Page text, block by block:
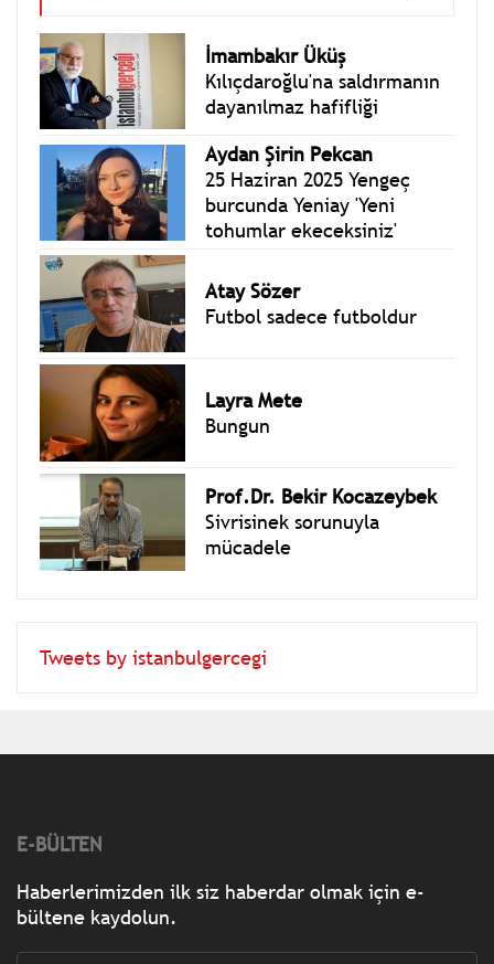
İmambakır Üküş
Kılıçdaroğlu'na saldırmanın
dayanılmaz hafifliği
Aydan Şirin Pekcan
25 Haziran 2025 Yengeç
burcunda Yeniay 'Yeni
tohumlar ekeceksiniz'
Atay Sözer
Futbol sadece futboldur
Layra Mete
Bungun
Prof.Dr. Bekir Kocazeybek
Sivrisinek sorunuyla
mücadele
Tweets by istanbulgercegi
E-BÜLTEN
Haberlerimizden ilk siz haberdar olmak için e-
bültene kaydolun.